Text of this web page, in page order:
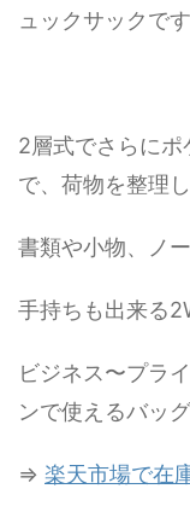
ュックサックです
2層式でさらに
で、荷物を整理
書類や小物、ノ
手持ちも出来る
ビジネス〜プラ
ンで使えるバッ
⇒ 楽天市場で在